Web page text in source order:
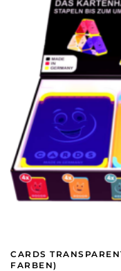
CARDS
FARBEN)